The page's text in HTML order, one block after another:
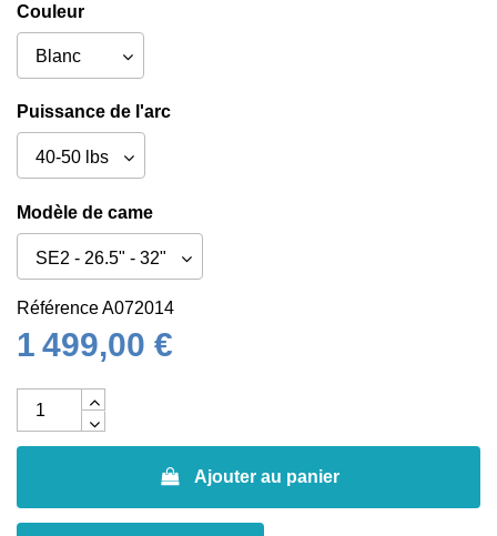
Couleur
Puissance de l'arc
Modèle de came
RéférenceA072014
1 499,00 €
Ajouter au panier